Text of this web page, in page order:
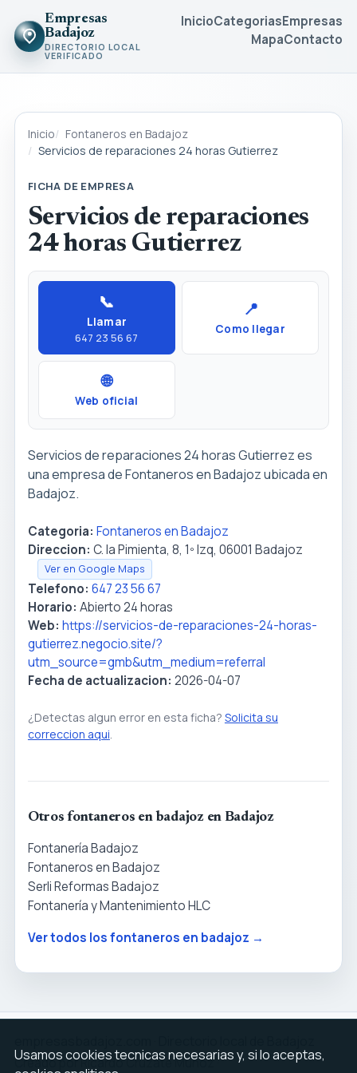
Empresas
Badajoz
DIRECTORIO LOCAL
VERIFICADO
InicioCategoriasEmpresas
MapaContacto
Inicio
Fontaneros en Badajoz
Servicios de reparaciones 24 horas Gutierrez
FICHA DE EMPRESA
Servicios de reparaciones
24 horas Gutierrez
📞
Llamar
647 23 56 67
📍
Como llegar
🌐
Web oficial
Servicios de reparaciones 24 horas Gutierrez es
una empresa de Fontaneros en Badajoz ubicada en
Badajoz.
Categoria: Fontaneros en Badajoz
Direccion: C. la Pimienta, 8, 1º Izq, 06001 Badajoz
Ver en Google Maps
Telefono: 647 23 56 67
Horario: Abierto 24 horas
Web: https://servicios-de-reparaciones-24-horas-
gutierrez.negocio.site/?
utm_source=gmb&utm_medium=referral
Fecha de actualizacion: 2026-04-07
¿Detectas algun error en esta ficha? Solicita su
correccion aqui
Otros fontaneros en badajoz en Badajoz
Fontanería Badajoz
Fontaneros en Badajoz
Serli Reformas Badajoz
Fontanería y Mantenimiento HLC
Ver todos los fontaneros en badajoz →
Creado por Ricardo Cruzate Muñoz ·
Usamos cookies tecnicas necesarias y, si lo aceptas,